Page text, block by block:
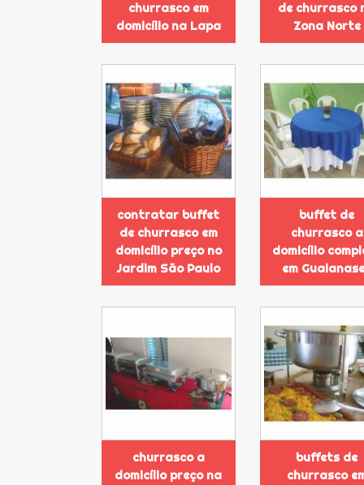
churrasco em
domicílio na Lapa
de churrasco
Zona Norte
contratar buffet
de churrasco em
domicílio preço no
Jardim São Paulo
buffet de
churrasco a
domicílio
em
churrasco a
domicílio preço na
buffets de
churrasco